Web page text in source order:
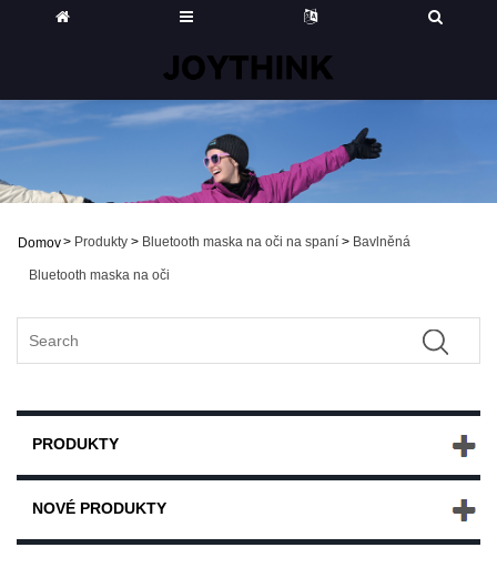
Domov> Produkty > Bluetooth maska ​​na oči na spaní > Bavlněná
Bluetooth maska ​​na oči
PRODUKTY
NOVÉ PRODUKTY